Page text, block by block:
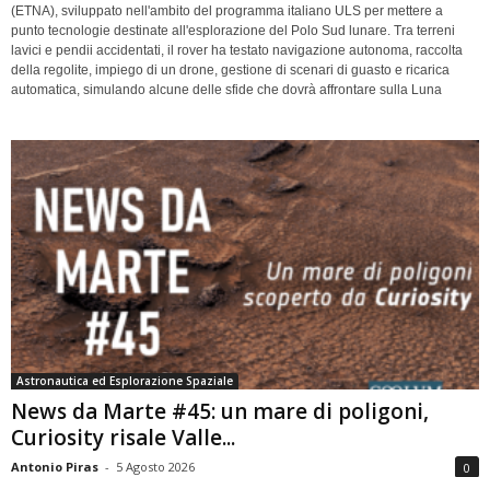
(ETNA), sviluppato nell'ambito del programma italiano ULS per mettere a
punto tecnologie destinate all'esplorazione del Polo Sud lunare. Tra terreni
lavici e pendii accidentati, il rover ha testato navigazione autonoma, raccolta
della regolite, impiego di un drone, gestione di scenari di guasto e ricarica
automatica, simulando alcune delle sfide che dovrà affrontare sulla Luna
Astronautica ed Esplorazione Spaziale
News da Marte #45: un mare di poligoni,
Curiosity risale Valle...
Antonio Piras - 5 Agosto 2026 0